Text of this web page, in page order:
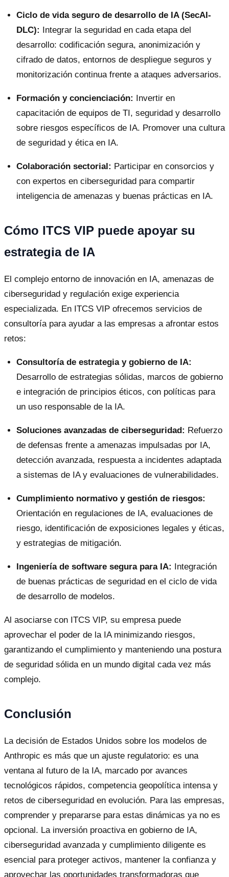
Ciclo de vida seguro de desarrollo de IA (SecAI-
DLC):
Integrar la seguridad en cada etapa del
desarrollo: codificación segura, anonimización y
cifrado de datos, entornos de despliegue seguros y
monitorización continua frente a ataques adversarios.
Formación y concienciación:
Invertir en
capacitación de equipos de TI, seguridad y desarrollo
sobre riesgos específicos de IA. Promover una cultura
de seguridad y ética en IA.
Colaboración sectorial: Participar en consorcios y
con expertos en ciberseguridad para compartir
inteligencia de amenazas y buenas prácticas en IA.
Cómo ITCS VIP puede apoyar su
estrategia de IA
El complejo entorno de innovación en IA, amenazas de
ciberseguridad y regulación exige experiencia
especializada. En ITCS VIP ofrecemos servicios de
consultoría para ayudar a las empresas a afrontar estos
retos:
Consultoría de estrategia y gobierno de IA:
Desarrollo de estrategias sólidas, marcos de gobierno
e integración de principios éticos, con políticas para
un uso responsable de la IA.
Soluciones avanzadas de ciberseguridad: Refuerzo
de defensas frente a amenazas impulsadas por IA,
detección avanzada, respuesta a incidentes adaptada
a sistemas de IA y evaluaciones de vulnerabilidades.
Cumplimiento normativo y gestión de riesgos:
Orientación en regulaciones de IA, evaluaciones de
riesgo, identificación de exposiciones legales y éticas,
y estrategias de mitigación.
Ingeniería de software segura para IA:
Integración
de buenas prácticas de seguridad en el ciclo de vida
de desarrollo de modelos.
Al asociarse con ITCS VIP, su empresa puede
aprovechar el poder de la IA minimizando riesgos,
garantizando el cumplimiento y manteniendo una postura
de seguridad sólida en un mundo digital cada vez más
complejo.
Conclusión
La decisión de Estados Unidos sobre los modelos de
Anthropic es más que un ajuste regulatorio: es una
ventana al futuro de la IA, marcado por avances
tecnológicos rápidos, competencia geopolítica intensa y
retos de ciberseguridad en evolución. Para las empresas,
comprender y prepararse para estas dinámicas ya no es
opcional. La inversión proactiva en gobierno de IA,
ciberseguridad avanzada y cumplimiento diligente es
esencial para proteger activos, mantener la confianza y
aprovechar las oportunidades transformadoras que